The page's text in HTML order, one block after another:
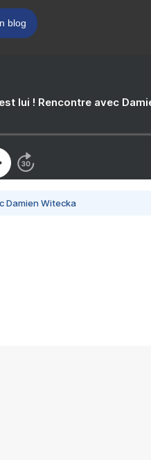
blog
lui ! Rencontre avec
Damien Witecka